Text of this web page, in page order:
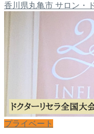
香川県丸亀市 サロン・
プライベート